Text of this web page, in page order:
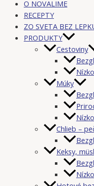
O NOVALIME
RECEPTY
ZO SVETA BEZ
PRODUKTY
Cestoviny
Múky
Chlieb –
Keksy,